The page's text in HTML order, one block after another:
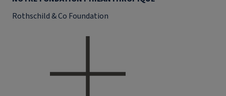
Rothschild & Co Foundation